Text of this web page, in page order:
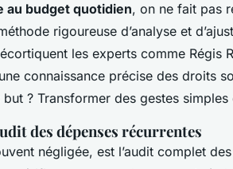
au budget quotidien, on ne fait pas
rigoureuse d’analyse et
les experts comme Régis
connaissance précise des droits
? Transformer des gestes
des dépenses récurrentes
négligée, est l’audit complet